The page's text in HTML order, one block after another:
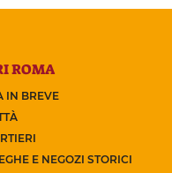
ROMA
IN BREVE
E NEGOZI STORICI